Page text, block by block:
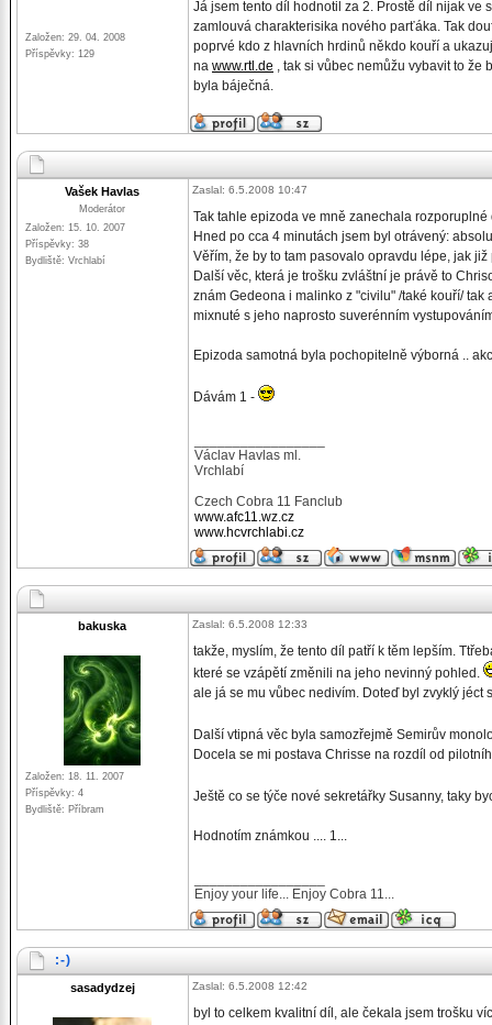
Založen: 29. 04. 2008
Příspěvky: 129
Já jsem tento díl hodnotil za 2. Prostě díl nijak ve
zamlouvá charakterisika nového parťáka. Tak
poprvé kdo z hlavních hrdinů někdo kouří a
na www.rtl.de , tak si vůbec nemůžu vybavit to že
byla báječná.
Vašek Havlas
Moderátor
Založen: 15. 10. 2007
Příspěvky: 38
Bydliště: Vrchlabí
Zaslal: 6.5.2008 10:47
Tak tahle epizoda ve mně zanechala rozporuplné
Hned po cca 4 minutách jsem byl otrávený:
Věřím, že by to tam pasovalo opravdu lépe, jak
Další věc, která je trošku zvláštní je právě to
znám Gedeona i malinko z "civilu" /také kouří/
mixnuté s jeho naprosto suverénním
Epizoda samotná byla pochopitelně výborná ..
Dávám 1 -
Václav Havlas ml.
Vrchlabí
Czech Cobra 11 Fanclub
www.afc11.wz.cz
www.hcvrchlabi.cz
bakuska
Založen: 18. 11. 2007
Příspěvky: 4
Bydliště: Příbram
Zaslal: 6.5.2008 12:33
takže, myslím, že tento díl patří k těm lepším.
které se vzápětí změnili na jeho nevinný pohled.
ale já se mu vůbec nedivím. Doteď byl zvyklý
Další vtipná věc byla samozřejmě Semirův
Docela se mi postava Chrisse na rozdíl od
Ještě co se týče nové sekretářky Susanny, taky
Hodnotím známkou .... 1...
Enjoy your life... Enjoy Cobra 11...
:-)
sasadydzej Zaslal: 6.5.2008 12:42
byl to celkem kvalitní díl, ale čekala jsem trošku